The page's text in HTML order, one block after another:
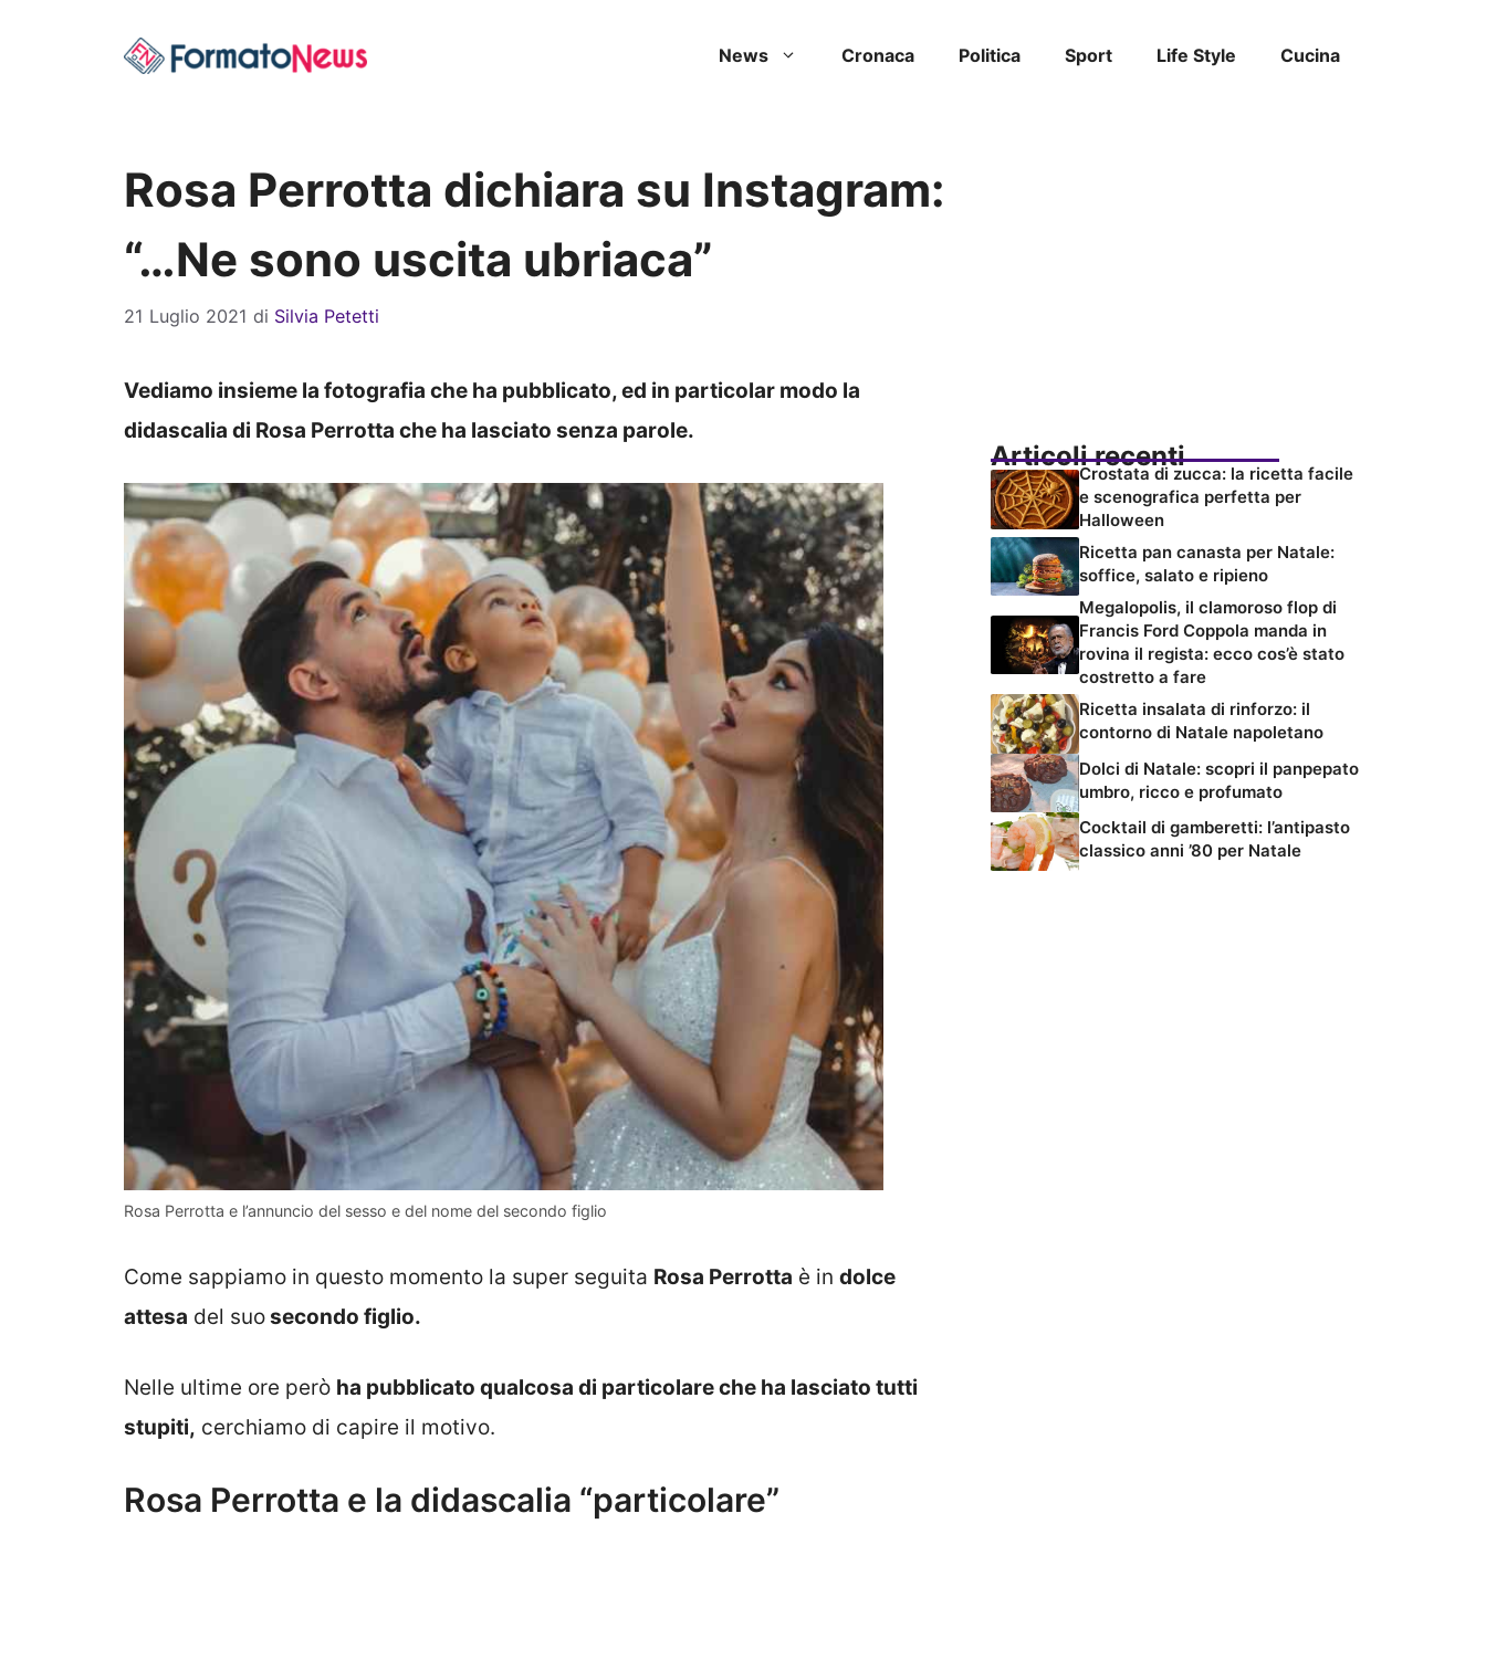
News Cronaca Politica Sport Life Style Cucina
Rosa Perrotta dichiara su Instagram:
“…Ne sono uscita ubriaca”
21 Luglio 2021 di Silvia Petetti
Vediamo insieme la fotografia che ha pubblicato, ed in particolar modo la
didascalia di Rosa Perrotta che ha lasciato senza parole.
Rosa Perrotta e l’annuncio del sesso e del nome del secondo figlio
Come sappiamo in questo momento la super seguita Rosa Perrotta è in dolce
attesa del suosecondo figlio.
Nelle ultime ore però ha pubblicato qualcosa di particolare che ha lasciato tutti
stupiti, cerchiamo di capire il motivo.
Rosa Perrotta e la didascalia “particolare”
Articoli recenti
Crostata di zucca: la ricetta facile
e scenografica perfetta per
Halloween
Ricetta pan canasta per Natale:
soffice, salato e ripieno
Megalopolis, il clamoroso flop di
Francis Ford Coppola manda in
rovina il regista: ecco cos’è stato
costretto a fare
Ricetta insalata di rinforzo: il
contorno di Natale napoletano
Dolci di Natale: scopri il panpepato
umbro, ricco e profumato
Cocktail di gamberetti: l’antipasto
classico anni ’80 per Natale